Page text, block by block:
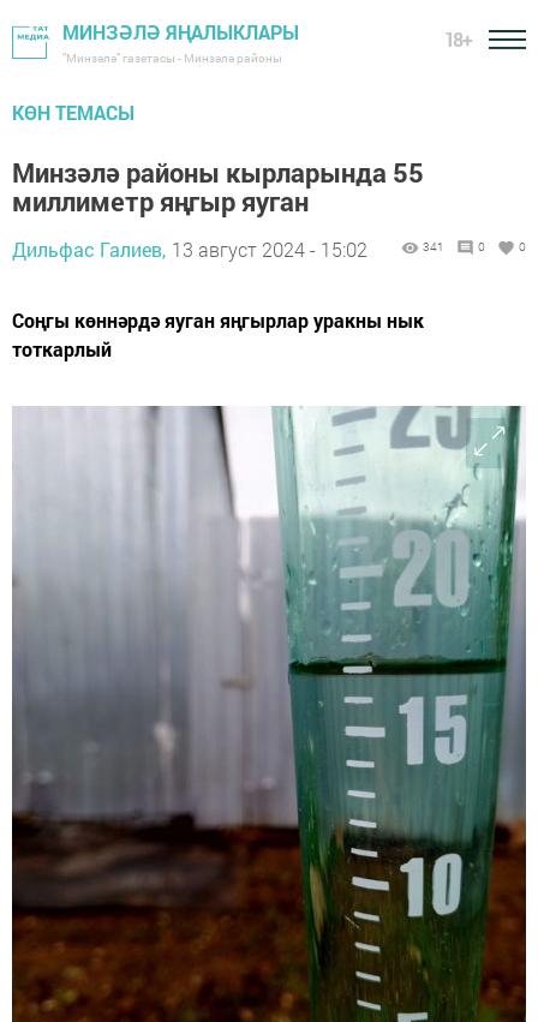
МИНЗӘЛӘ ЯҢАЛЫКЛАРЫ
"Минзәлә" газетасы - Минзәлә районы
18+
КӨН ТЕМАСЫ
Минзәлә районы кырларында 55
миллиметр яңгыр яуган
Дильфас Галиев, 13 август 2024 - 15:02 341 0 0
Соңгы көннәрдә яуган яңгырлар уракны нык
тоткарлый